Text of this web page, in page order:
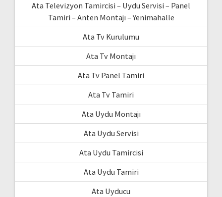
Ata Televizyon Tamircisi – Uydu Servisi – Panel
Tamiri – Anten Montajı – Yenimahalle
Ata Tv Kurulumu
Ata Tv Montajı
Ata Tv Panel Tamiri
Ata Tv Tamiri
Ata Uydu Montajı
Ata Uydu Servisi
Ata Uydu Tamircisi
Ata Uydu Tamiri
Ata Uyducu